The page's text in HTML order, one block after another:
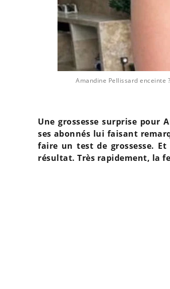
Amandine Pellissard
Une grossesse surprise pour
ses abonnés lui faisant
faire un test de grossesse.
résultat. Très rapidement, la